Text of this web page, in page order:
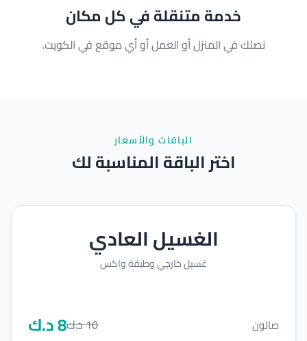
خدمة متنقلة في كل مكان
نصلك في المنزل أو العمل أو أي موقع في الكويت.
الباقات والأسعار
اختر الباقة المناسبة لك
الغسيل العادي
غسيل خارجي وطبقة واكس
صالون 10د.ك8د.ك